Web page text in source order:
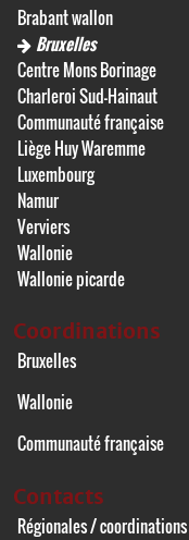
Brabant wallon
Bruxelles
Centre Mons Borinage
Charleroi Sud-Hainaut
Communauté française
Liège Huy Waremme
Luxembourg
Namur
Verviers
Wallonie
Wallonie picarde
Coordinations
Bruxelles
Wallonie
Communauté française
Contacts
Régionales / coordinations